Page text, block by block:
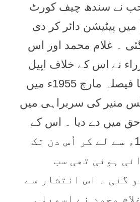
نے سندھ چيف کورٹ
پيٹيشن دائر کر دی
۔ غلام محمد اور اس
نے اس کے خلاف اپيل
دائر کی جس کا فيصلہ مارچ 1955ء ميں
منير کی سربراہی میں
میں دے ديا ۔ اس کے
نتيجہ میں 1950ء سے لے کر اُس دن تک
ہوئی تھی سب
گئی ۔ اس انتشار سے
محمد نے اسمبلی